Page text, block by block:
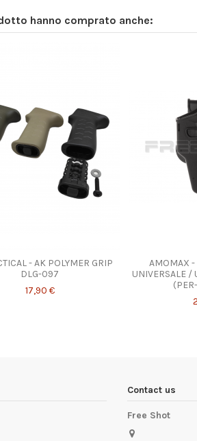
hanno comprato anche:
- AK POLYMER GRIP
DLG-097
17,90 €
AMOMAX -
UNIVERSALE /
Contact us
Free Shot